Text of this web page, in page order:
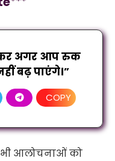
अगर आप रुक
बढ़ पाएंगे।”
COPY
भी आलोचनाओं को